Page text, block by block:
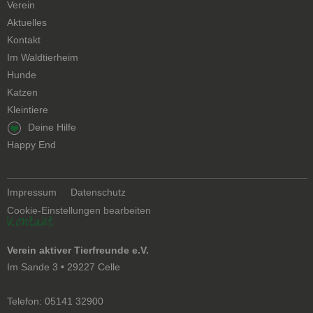
Verein
Aktuelles
Kontakt
Navigation
überspringen
Im Waldtierheim
Hunde
Katzen
Kleintiere
Navigation
überspringen
Deine Hilfe
Happy End
Navigation
überspringen
Impressum
Datenschutz
Cookie-Einstellungen bearbeiten
Kontakt
Verein aktiver Tierfreunde e.V.
Im Sande 3 • 29227 Celle
Telefon: 05141 32900